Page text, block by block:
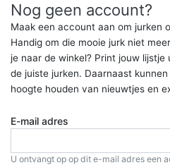
Nog geen account?
Maak een account aan om jurken
Handig om die mooie jurk niet
je naar de winkel? Print jouw
de juiste jurken. Daarnaast
hoogte houden van nieuwtjes en
E-mail adres
U ontvangt op op dit e-mail adres een